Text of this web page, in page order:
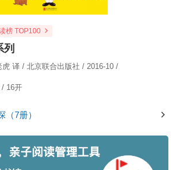
榜 TOP100
列
虎 译 / 北京联合出版社 / 2016-10 /
/ 16开
（7册）